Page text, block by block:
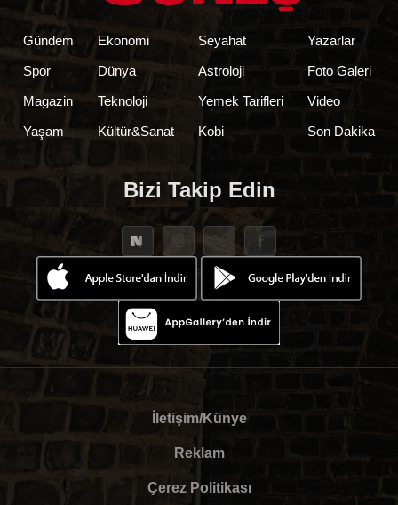
Gündem
Spor
Magazin
Yaşam
Ekonomi
Dünya
Teknoloji
Kültür&Sanat
Seyahat
Astroloji
Yemek Tarifleri
Kobi
Yazarlar
Foto Galeri
Video
Son Dakika
Bizi Takip Edin
İletişim/Künye
Reklam
Çerez Politikası